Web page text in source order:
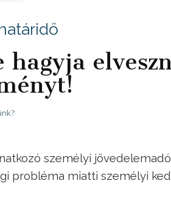
hagyja
személyi
probléma miatti személyi